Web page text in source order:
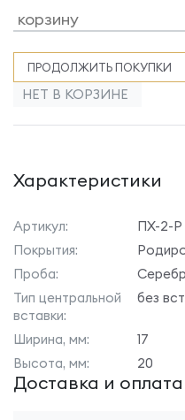
ПРОДОЛЖИТЬ ПОКУПКИ
НЕТ В КОРЗИНЕ
Характеристики
Артикул:
ПХ-2-Р
Покрытия:
Проба:
Тип центральной
вставки:
без
Ширина, мм:
17
Высота, мм:
20
Доставка и оплата